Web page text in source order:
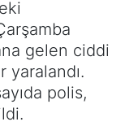
gelen ciddi
yaralandı.
polis,